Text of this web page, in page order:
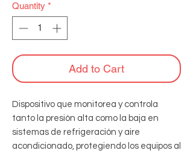
Quantity *
Add to Cart
Dispositivo que monitorea y controla
tanto la presión alta como la baja en
sistemas de refrigeración y aire
acondicionado, protegiendo los equipos al